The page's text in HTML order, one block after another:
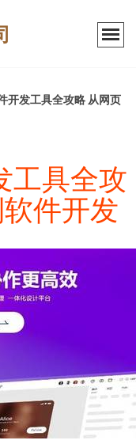
开发工具全攻略 从网页
工具全攻
件开发